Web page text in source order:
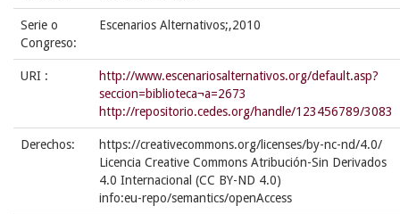
Serie o
Congreso:
Escenarios Alternativos;,2010
URI :
http://www.escenariosalternativos.org/default.asp?
seccion=biblioteca¬a=2673
http://repositorio.cedes.org/handle/123456789/3083
Derechos:
https://creativecommons.org/licenses/by-nc-nd/4.0/
Licencia Creative Commons Atribución-Sin Derivados
4.0 Internacional (CC BY-ND 4.0)
info:eu-repo/semantics/openAccess